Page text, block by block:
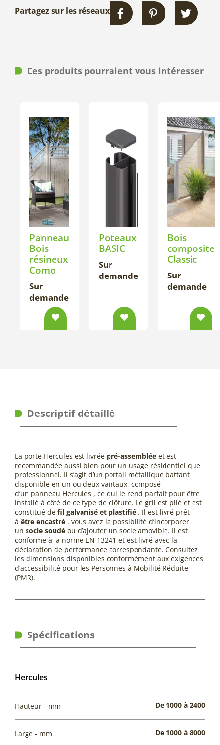
Partagez sur les réseaux
Ces produits pourraient vous intéresser
Panneau
Bois
résineux
Como
Sur
demande
Poteaux
BASIC
Sur
demande
Bois
composite
Classic
Sur
demande
Descriptif détaillé
La porte Hercules est livrée pré-assemblée et est
recommandée aussi bien pour un usage résidentiel que
professionnel. Il s’agit d’un portail métallique battant
disponible en un ou deux vantaux, composé
d’un panneau Hercules , ce qui le rend parfait pour être
installé à côté de ce type de clôture. Le gril est plié et est
constitué de fil galvanisé et plastifié . Il est livré prêt
à être encastré , vous avez la possibilité d’incorporer
un socle soudé ou d’ajouter un socle amovible. Il est
conforme à la norme EN 13241 et est livré avec la
déclaration de performance correspondante. Consultez
les dimensions disponibles conformément aux exigences
d’accessibilité pour les Personnes à Mobilité Réduite
(PMR).
Spécifications
Hercules
Hauteur - mm De 1000 à 2400
Large - mm De 1000 à 8000